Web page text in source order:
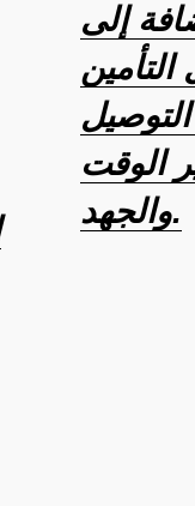
إلى
الوقت
والجهد.